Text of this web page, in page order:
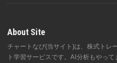
About Site
チャートなび(当サイト)は、株式トレ
ト学習サービスです。AI分析もやって